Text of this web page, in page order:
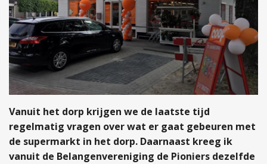
Vanuit het dorp krijgen we de laatste tijd
regelmatig vragen over wat er gaat gebeuren met
de supermarkt in het dorp. Daarnaast kreeg ik
vanuit de Belangenvereniging de Pioniers dezelfde